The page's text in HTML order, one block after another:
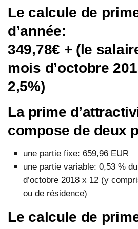
Le calcule de
d’année:
349,78€ + (le
mois d’octobre
2,5%)
La prime
compose de deux
une partie fixe: 659,96 EUR
une partie variable: 0,53 %
d’octobre 2018 x 12 (y
ou de résidence)
Le calcule de